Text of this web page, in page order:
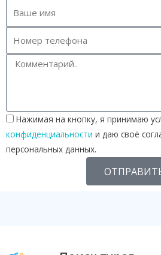
Нажимая на кнопку, я принимаю
конфиденциальности и даю своё
персональных данных.